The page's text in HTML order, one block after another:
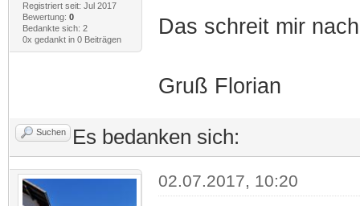
Registriert seit: Jul 2017
Bewertung: 0
Bedankte sich: 2
0x gedankt in 0 Beiträgen
Das schreit mir
Gruß Florian
Suchen Es bedanken sich:
02.07.2017, 10:20